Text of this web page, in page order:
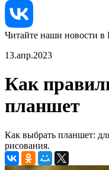
Читайте наши новости
13.апр.2023
Как
планшет
Как выбрать планшет:
рисования.